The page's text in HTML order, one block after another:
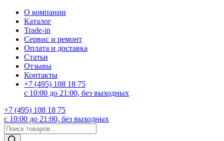
О компании
Каталог
Trade-in
Сервис и ремонт
Оплата и доставка
Статьи
Отзывы
Контакты
+7 (495) 108 18 75
с 10:00 до 21:00, без выходных
+7 (495) 108 18 75
с 10:00 до 21:00, без выходных
Поиск
товаров